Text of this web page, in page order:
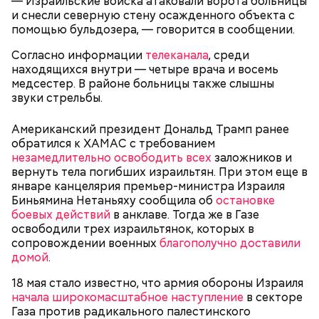
и снесли северную стену осажденного объекта с
помощью бульдозера, — говорится в сообщении.
Согласно информации телеканала, среди
находящихся внутри — четыре врача и восемь
медсестер. В районе больницы также слышны
звуки стрельбы.
Американский президент Дональд Трамп ранее
обратился к ХАМАС с требованием
незамедлительно освободить всехзаложников и
вернуть тела погибших израильтян. При этом еще в
январе канцелярия премьер-министра Израиля
Биньямина Нетаньяху сообщила об остановке
боевых действий в анклаве. Тогда же в Газе
освободили трех израильтянок, которых в
сопровождении военныхблагополучно доставили
домой.
18 мая стало известно, что армия обороны Израиля
начала широкомасштабное наступление в секторе
Газа против радикального палестинского
Фото: public domain
долгожительницы была сестра-близнец, которая
умерла в 18-месячном возрасте. В 1916 году Рандон
работала гувернанткой в марсельской семье, а в
1920 году переехала в Версаль, где была на
протяжении 16 лет учителем в двух семьях. В 1923
году она стала послушницей в монастыре и спустя
20 лет приняла монашество в одном из парижских
монастырей.